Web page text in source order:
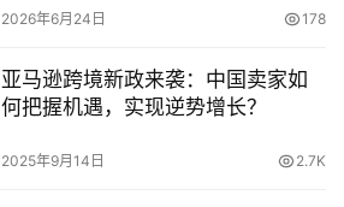
2026年6月24日 178
亚马逊跨境新政来袭：中国卖家如
何把握机遇，实现逆势增长？
2025年9月14日 2.7K